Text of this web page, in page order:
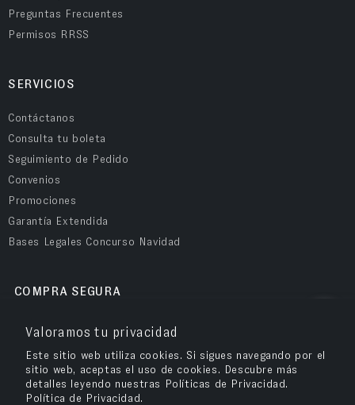
Valoramos tu privacidad
Este sitio web utiliza cookies. Si sigues navegando por el
sitio web, aceptas el uso de cookies. Descubre más
detalles leyendo nuestras Políticas de Privacidad.
Política de Privacidad.
Preguntas Frecuentes
Permisos RRSS
SERVICIOS
Contáctanos
Consulta tu boleta
Seguimiento de Pedido
Convenios
Promociones
Garantía Extendida
Bases Legales Concurso Navidad
COMPRA SEGURA